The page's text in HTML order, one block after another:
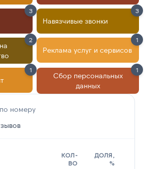
3
Навязчивые звонки
3
2
Реклама услуг и сервисов
1
1
Сбор персональных
данных
1
номеру
КОЛ-
ВО
ДОЛЯ,
%